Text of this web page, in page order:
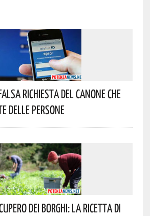
Richiesta Del Canone Che
Delle Persone
Dei Borghi: La Ricetta Di